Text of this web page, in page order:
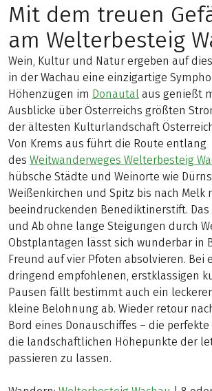
Mit dem treuen
am Welterbesteig
Wein, Kultur und Natur ergeben auf
in der Wachau eine einzigartige
Höhenzügen im Donautal aus genießt
Ausblicke über Österreichs größten
der ältesten Kulturlandschaft
Von Krems aus führt die Route entlang
des Weitwanderweges Welterbesteig
hübsche Städte und Weinorte wie
Weißenkirchen und Spitz bis nach Melk
beeindruckenden Benediktinerstift.
und Ab ohne lange Steigungen durch
Obstplantagen lässt sich wunderbar in
Freund auf vier Pfoten absolvieren. Bei
dringend empfohlenen, erstklassigen
Pausen fällt bestimmt auch ein
kleine Belohnung ab. Wieder retour
Bord eines Donauschiffes – die
die landschaftlichen Höhepunkte der
passieren zu lassen.